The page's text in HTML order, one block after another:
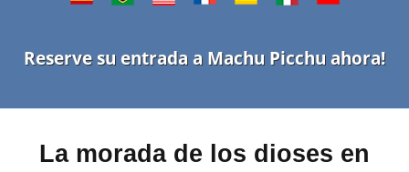
Reserve su entrada a Machu Picchu ahora!
La morada de los dioses en